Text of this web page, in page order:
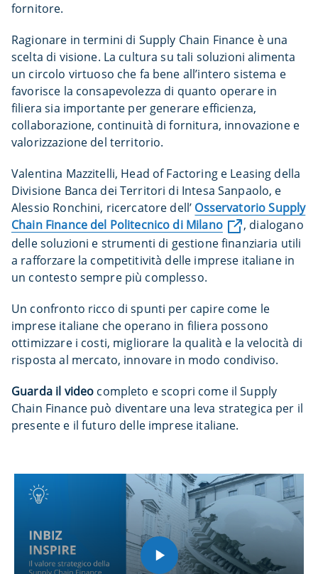
fornitore.
Ragionare in termini di Supply Chain Finance è una
scelta di visione. La cultura su tali soluzioni alimenta
un circolo virtuoso che fa bene all’intero sistema e
favorisce la consapevolezza di quanto operare in
filiera sia importante per generare efficienza,
collaborazione, continuità di fornitura, innovazione e
valorizzazione del territorio.
Valentina Mazzitelli, Head of Factoring e Leasing della
Divisione Banca dei Territori di Intesa Sanpaolo, e
Alessio Ronchini, ricercatore dell’ Osservatorio Supply
Chain Finance del Politecnico di Milano
, dialogano
delle soluzioni e strumenti di gestione finanziaria utili
a rafforzare la competitività delle imprese italiane in
un contesto sempre più complesso.
Un confronto ricco di spunti per capire come le
imprese italiane che operano in filiera possono
ottimizzare i costi, migliorare la qualità e la velocità di
risposta al mercato, innovare in modo condiviso.
Guarda il video completo e scopri come il Supply
Chain Finance può diventare una leva strategica per il
presente e il futuro delle imprese italiane.